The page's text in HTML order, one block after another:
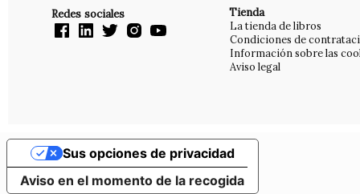
Redes sociales Tienda
La tienda de libros
Condiciones de
Información sobre las
Aviso legal
Aviso en el momento de la recogida
Sus opciones de privacidad